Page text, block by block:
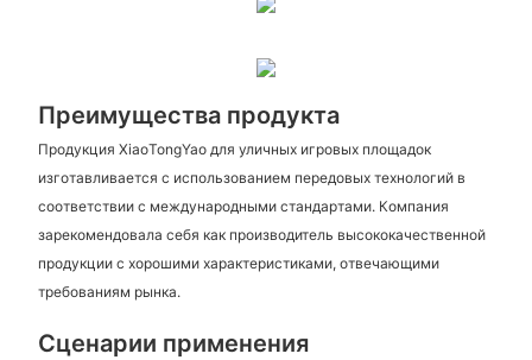
Преимущества продукта
Продукция XiaoTongYao для уличных игровых площадок
изготавливается с использованием передовых технологий в
соответствии с международными стандартами. Компания
зарекомендовала себя как производитель высококачественной
продукции с хорошими характеристиками, отвечающими
требованиям рынка.
Сценарии применения